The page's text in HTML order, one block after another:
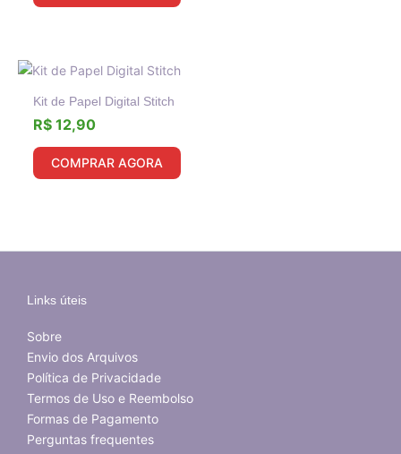
Kit de Papel Digital Stitch
R$12,90
COMPRAR AGORA
Links úteis
Sobre
Envio dos Arquivos
Política de Privacidade
Termos de Uso e Reembolso
Formas de Pagamento
Perguntas frequentes